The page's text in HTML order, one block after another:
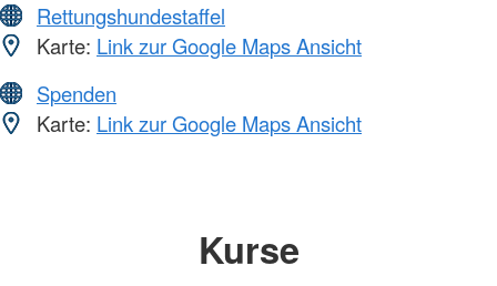
Rettungshundestaffel
Karte: Link zur Google Maps Ansicht
Spenden
Karte: Link zur Google Maps Ansicht
Kurse